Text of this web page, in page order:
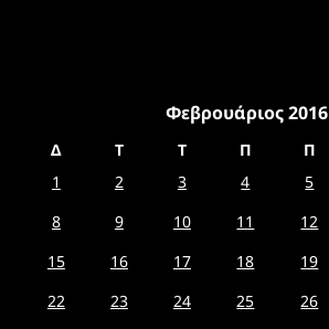
Φεβρουάριος 2016
Δ Τ Τ Π Π
1
2 3 4 5
8
9 10 11 12
15
16 17 18 19
22
23 24 25 26